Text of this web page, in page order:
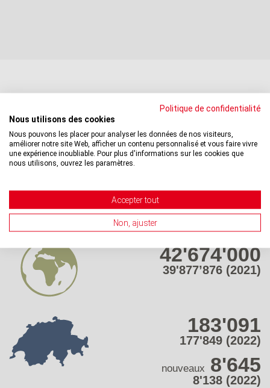
Chiffres 2023 : don de cellules souches du
sang
Donneuses et donneurs enregistrés en Suisse
42'674'000
39'877’876 (2021)
183'091
177'849 (2022)
nouveaux 8'645
8'138 (2022)
Politique de confidentialité
Nous utilisons des cookies
Nous pouvons les placer pour analyser les données de nos visiteurs,
améliorer notre site Web, afficher un contenu personnalisé et vous faire vivre
une expérience inoubliable. Pour plus d'informations sur les cookies que
nous utilisons, ouvrez les paramètres.
Accepter tout
Non, ajuster